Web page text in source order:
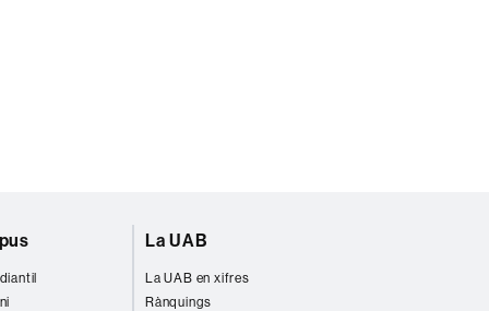
La UAB
La UAB en xifres
Rànquings